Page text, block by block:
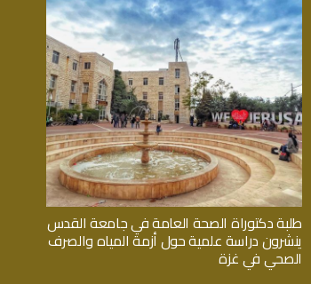
طلبة دكتوراة الصحة العامة في جامعة القدس
ينشرون دراسة علمية حول أزمة المياه والصرف
الصحي في غزة